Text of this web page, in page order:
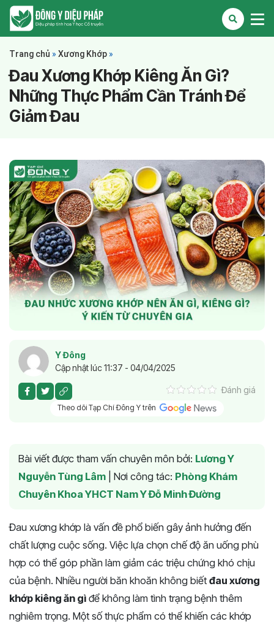
Trang chủ » Xương Khớp »
Đau Xương Khớp Kiêng Ăn Gì?
Những Thực Phẩm Cần Tránh Để
Giảm Đau
Y Đông
Cập nhật lúc 11:37 - 04/04/2025
Đánh giá
Theo dõi Tạp Chí Đông Y trên
Bài viết được tham vấn chuyên môn bởi: Lương Y
Nguyễn Tùng Lâm
Nơi công tác: Phòng Khám
Chuyên Khoa YHCT Nam Y Đỗ Minh Đường
Đau xương khớp là vấn đề phổ biến gây ảnh hưởng đến
chất lượng cuộc sống. Việc lựa chọn chế độ ăn uống phù
hợp có thể góp phần làm giảm các triệu chứng khó chịu
của bệnh. Nhiều người băn khoăn không biết đau xương
khớp kiêng ăn gì để không làm tình trạng bệnh thêm
nghiêm trọng. Một số thực phẩm có thể khiến các khớp